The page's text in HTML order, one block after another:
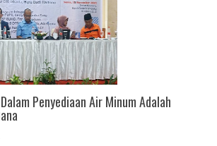
Penyediaan Air Minum Adalah